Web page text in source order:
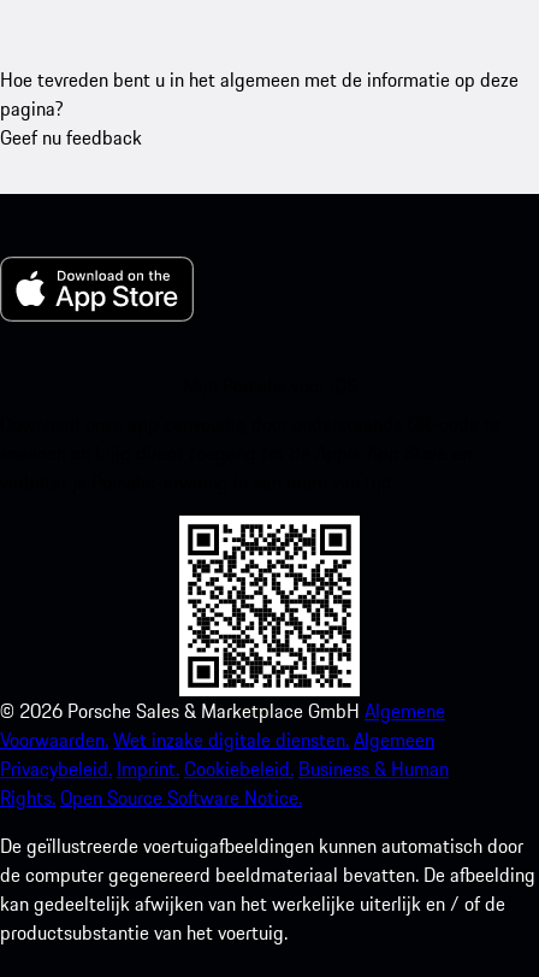
Hoe tevreden bent u in het algemeen met de informatie op deze
pagina?
Geef nu feedback
© 2026 Porsche Sales & Marketplace GmbH Algemene
Voorwaarden.Wet inzake digitale diensten.Algemeen
Privacybeleid. Imprint.Cookiebeleid. Business & Human
Rights.Open Source Software Notice.
De geïllustreerde voertuigafbeeldingen kunnen automatisch door
de computer gegenereerd beeldmateriaal bevatten. De afbeelding
kan gedeeltelijk afwijken van het werkelijke uiterlijk en / of de
productsubstantie van het voertuig.